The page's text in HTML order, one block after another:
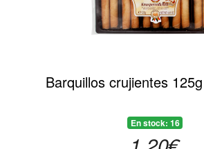
Barquillos crujientes
En stock: 16